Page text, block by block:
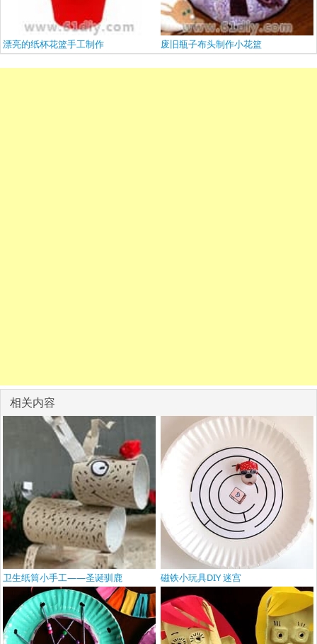
漂亮的纸杯花篮手工制作 废旧瓶子布头制作小花篮
相关内容
卫生纸筒小手工——圣诞驯鹿 磁铁小玩具DIY 迷宫